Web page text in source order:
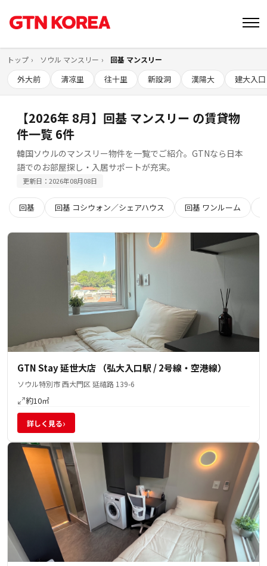
トップ ソウル マンスリー 回基 マンスリー
外大前 淸凉里 往十里 新設洞 漢陽大 建大入口
【2026年 8月】回基 マンスリー の賃貸物
件一覧 6件
韓国ソウルのマンスリー物件を一覧でご紹介。GTNなら日本
語でのお部屋探し・入居サポートが充実。
更新日：2026年08月08日
回基 回基 コシウォン／シェアハウス 回基 ワンルーム
GTN Stay 延世大店 （弘大入口駅 / 2号線・空港線）
ソウル特別市 西大門区 延禧路 139-6
約10㎡
詳しく見る›